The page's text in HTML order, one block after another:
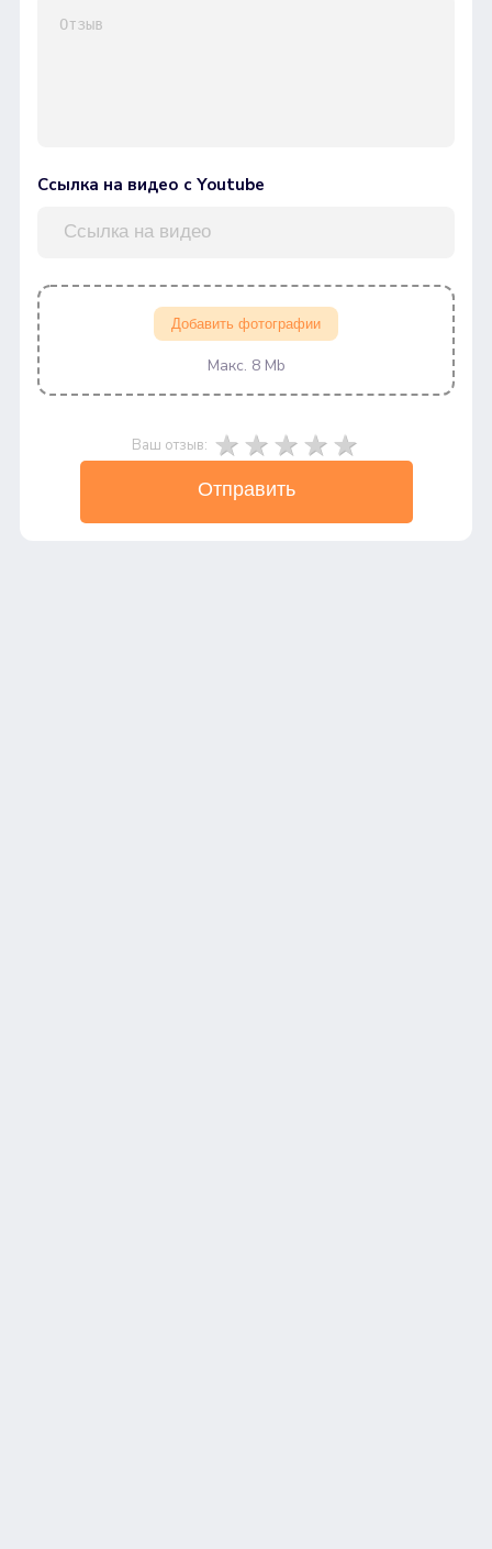
Ссылка на видео с Youtube
Добавить фотографии
Макс. 8 Mb
Ваш отзыв:
Отправить